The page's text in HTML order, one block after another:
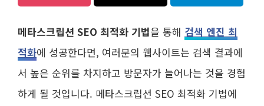
메타스크립션 SEO 최적화 기법을 통해 검색 엔진 최
적화에 성공한다면, 여러분의 웹사이트는 검색 결과에
서 높은 순위를 차지하고 방문자가 늘어나는 것을 경험
하게 될 것입니다. 메타스크립션 SEO 최적화 기법에